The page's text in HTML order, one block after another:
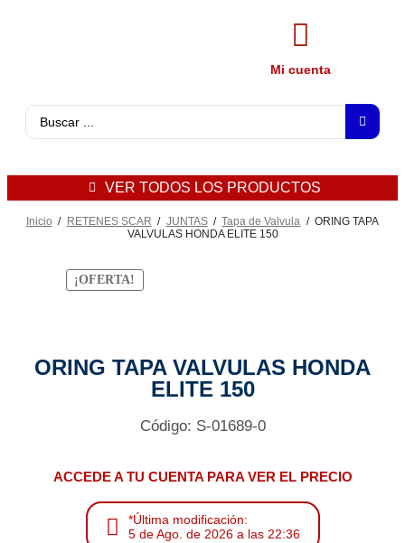
Mi cuenta
VER TODOS LOS PRODUCTOS
Inicio / RETENES SCAR / JUNTAS / Tapa de Valvula / ORING TAPA
VALVULAS HONDA ELITE 150
¡OFERTA!
ORING TAPA VALVULAS HONDA
ELITE 150
Código: S-01689-0
ACCEDE A TU CUENTA PARA VER EL PRECIO
*Última modificación:
5 de Ago. de 2026 a las 22:36